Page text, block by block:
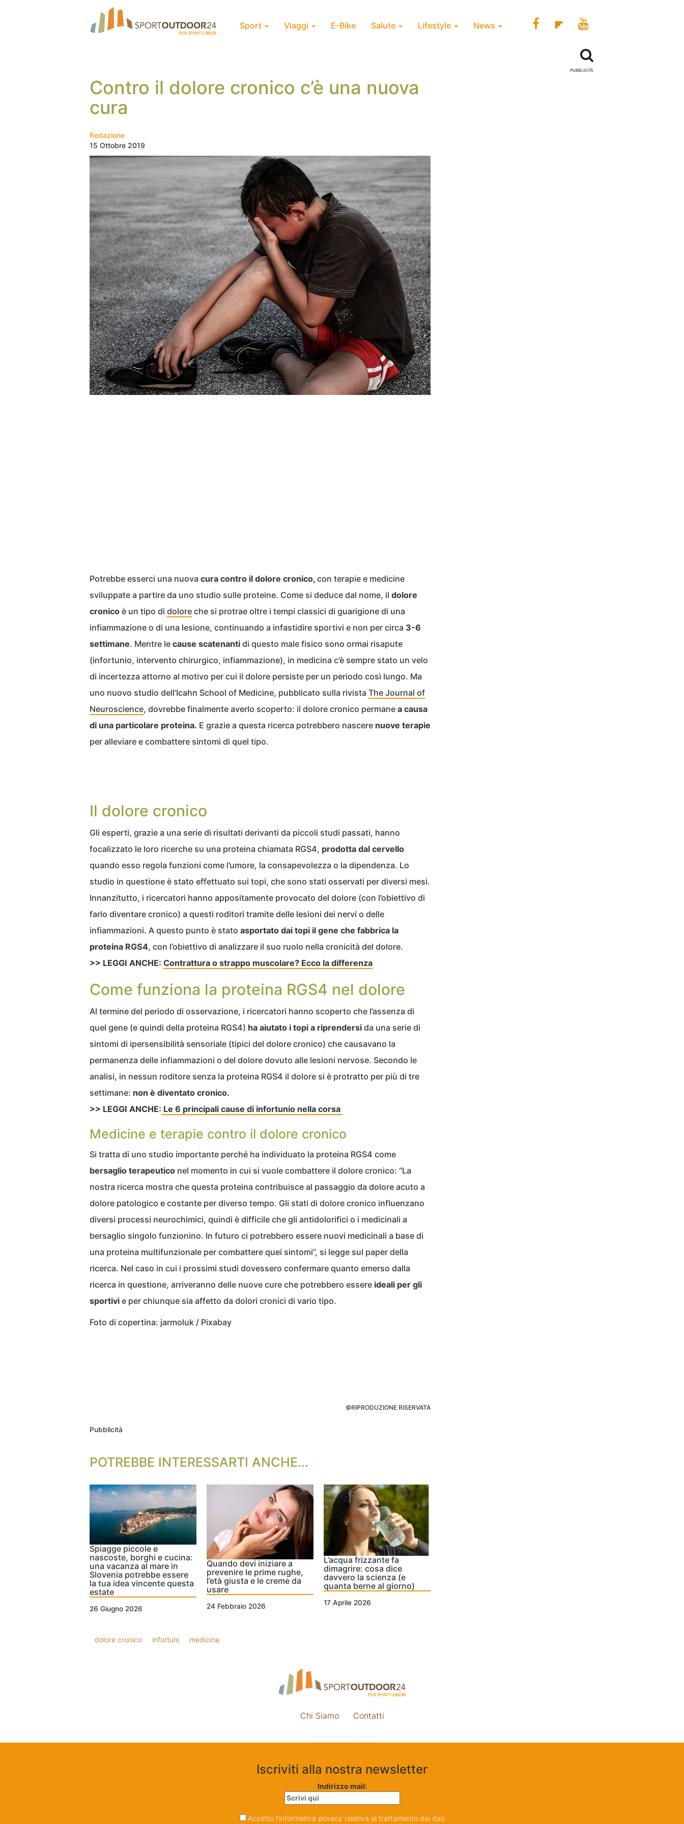
Sport Viaggi E-Bike Salute Lifestyle News
Contro il dolore cronico c’è una nuova
cura
Redazione
15 Ottobre 2019
Potrebbe esserci una nuova cura contro il dolore cronico, con terapie e medicine
sviluppate a partire da uno studio sulle proteine. Come si deduce dal nome, il dolore
cronico è un tipo di dolore che si protrae oltre i tempi classici di guarigione di una
infiammazione o di una lesione, continuando a infastidire sportivi e non per circa 3-6
settimane. Mentre le cause scatenanti di questo male fisico sono ormai risapute
(infortunio, intervento chirurgico, infiammazione), in medicina c’è sempre stato un velo
di incertezza attorno al motivo per cui il dolore persiste per un periodo così lungo. Ma
uno nuovo studio dell’Icahn School of Medicine, pubblicato sulla rivista The Journal of
Neuroscience, dovrebbe finalmente averlo scoperto: il dolore cronico permane a causa
di una particolare proteina. E grazie a questa ricerca potrebbero nascere nuove terapie
per alleviare e combattere sintomi di quel tipo.
Il dolore cronico
Gli esperti, grazie a una serie di risultati derivanti da piccoli studi passati, hanno
focalizzato le loro ricerche su una proteina chiamata RGS4, prodotta dal cervello
quando esso regola funzioni come l’umore, la consapevolezza o la dipendenza. Lo
studio in questione è stato effettuato sui topi, che sono stati osservati per diversi mesi.
Innanzitutto, i ricercatori hanno appositamente provocato del dolore (con l’obiettivo di
farlo diventare cronico) a questi roditori tramite delle lesioni dei nervi o delle
infiammazioni. A questo punto è stato asportato dai topi il gene che fabbrica la
proteina RGS4, con l’obiettivo di analizzare il suo ruolo nella cronicità del dolore.
>> LEGGI ANCHE: Contrattura o strappo muscolare? Ecco la differenza
Come funziona la proteina RGS4 nel dolore
Al termine del periodo di osservazione, i ricercatori hanno scoperto che l’assenza di
quel gene (e quindi della proteina RGS4) ha aiutato i topi a riprendersi da una serie di
sintomi di ipersensibilità sensoriale (tipici del dolore cronico) che causavano la
permanenza delle infiammazioni o del dolore dovuto alle lesioni nervose. Secondo le
analisi, in nessun roditore senza la proteina RGS4 il dolore si è protratto per più di tre
settimane: non è diventato cronico.
>> LEGGI ANCHE: Le 6 principali cause di infortunio nella corsa
Medicine e terapie contro il dolore cronico
Si tratta di uno studio importante perché ha individuato la proteina RGS4 come
bersaglio terapeutico nel momento in cui si vuole combattere il dolore cronico: “La
nostra ricerca mostra che questa proteina contribuisce al passaggio da dolore acuto a
dolore patologico e costante per diverso tempo. Gli stati di dolore cronico influenzano
diversi processi neurochimici, quindi è difficile che gli antidolorifici o i medicinali a
bersaglio singolo funzionino. In futuro ci potrebbero essere nuovi medicinali a base di
una proteina multifunzionale per combattere quei sintomi”, si legge sul paper della
ricerca. Nel caso in cui i prossimi studi dovessero confermare quanto emerso dalla
ricerca in questione, arriveranno delle nuove cure che potrebbero essere ideali per gli
sportivi e per chiunque sia affetto da dolori cronici di vario tipo.
Foto di copertina: jarmoluk / Pixabay
©RIPRODUZIONE RISERVATA
Pubblicità
POTREBBE INTERESSARTI ANCHE...
Spiagge piccole e
nascoste, borghi e cucina:
una vacanza al mare in
Slovenia potrebbe essere
la tua idea vincente questa
estate
26 Giugno 2026
Quando devi iniziare a
prevenire le prime rughe,
l’età giusta e le creme da
usare
24 Febbraio 2026
L’acqua frizzante fa
dimagrire: cosa dice
davvero la scienza (e
quanta berne al giorno)
17 Aprile 2026
dolore cronico infortuni medicina
PUBBLICITÀ
Chi Siamo Contatti
Iscriviti alla nostra newsletter
Indirizzo mail:
Accetto l'informativa privacy relativa al trattamento dei dati